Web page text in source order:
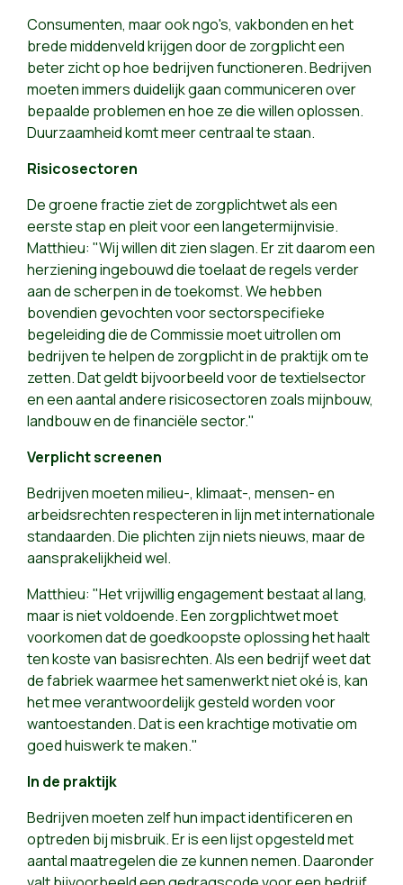
Consumenten, maar ook ngo's, vakbonden en het
brede middenveld krijgen door de zorgplicht een
beter zicht op hoe bedrijven functioneren. Bedrijven
moeten immers duidelijk gaan communiceren over
bepaalde problemen en hoe ze die willen oplossen.
Duurzaamheid komt meer centraal te staan.
Risicosectoren
De groene fractie ziet de zorgplichtwet als een
eerste stap en pleit voor een langetermijnvisie.
Matthieu: "Wij willen dit zien slagen. Er zit daarom een
herziening ingebouwd die toelaat de regels verder
aan de scherpen in de toekomst. We hebben
bovendien gevochten voor sectorspecifieke
begeleiding die de Commissie moet uitrollen om
bedrijven te helpen de zorgplicht in de praktijk om te
zetten. Dat geldt bijvoorbeeld voor de textielsector
en een aantal andere risicosectoren zoals mijnbouw,
landbouw en de financiële sector."
Verplicht screenen
Bedrijven moeten milieu-, klimaat-, mensen- en
arbeidsrechten respecteren in lijn met internationale
standaarden. Die plichten zijn niets nieuws, maar de
aansprakelijkheid wel.
Matthieu: "Het vrijwillig engagement bestaat al lang,
maar is niet voldoende. Een zorgplichtwet moet
voorkomen dat de goedkoopste oplossing het haalt
ten koste van basisrechten. Als een bedrijf weet dat
de fabriek waarmee het samenwerkt niet oké is, kan
het mee verantwoordelijk gesteld worden voor
wantoestanden. Dat is een krachtige motivatie om
goed huiswerk te maken."
In de praktijk
Bedrijven moeten zelf hun impact identificeren en
optreden bij misbruik. Er is een lijst opgesteld met
aantal maatregelen die ze kunnen nemen. Daaronder